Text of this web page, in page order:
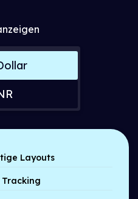
Layouts
mehrere Blöcke. Hilft